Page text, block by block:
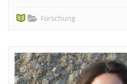
Forschung